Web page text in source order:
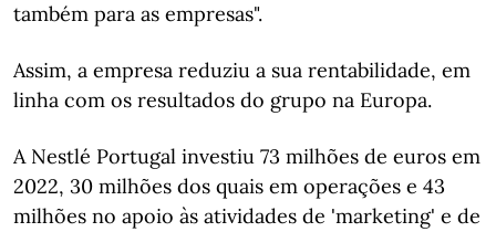
também para as empresas".
Assim, a empresa reduziu a sua rentabilidade, em
linha com os resultados do grupo na Europa.
A Nestlé Portugal investiu 73 milhões de euros em
2022, 30 milhões dos quais em operações e 43
milhões no apoio às atividades de 'marketing' e de